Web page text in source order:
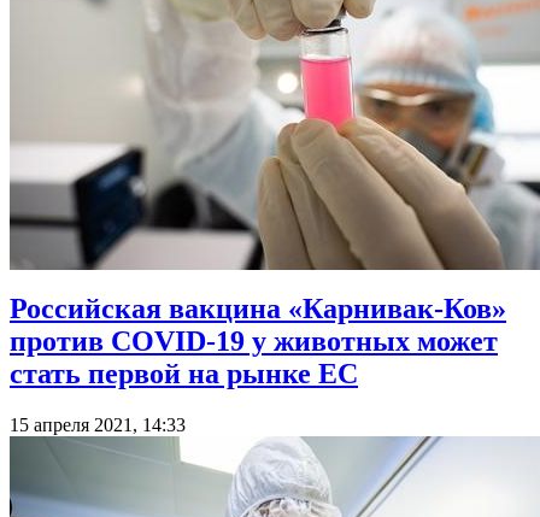
Российская вакцина «Карнивак-Ков»
против COVID-19 у животных может
стать первой на рынке ЕС
15 апреля 2021, 14:33